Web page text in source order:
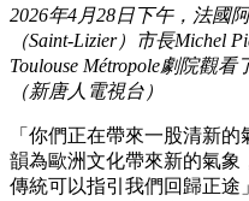
2026年4月28日下午，法國
（Saint-Lizier）市長Michel
Toulouse Métropole劇院觀
（新唐人電視台）
「你們正在帶來一股清新
韻為歐洲文化帶來新的氣
傳統可以指引我們回歸正途